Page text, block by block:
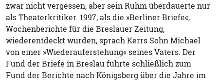
zwar nicht vergessen, aber sein Ruhm überdauerte nur
als Theaterkritiker. 1997, als die »Berliner Briefe«,
Wochenberichte für die Breslauer Zeitung,
wiederentdeckt wurden, sprach Kerrs Sohn Michael
von einer »Wiederauferstehung« seines Vaters. Der
Fund der Briefe in Breslau führte schließlich zum
Fund der Berichte nach Königsberg über die Jahre im